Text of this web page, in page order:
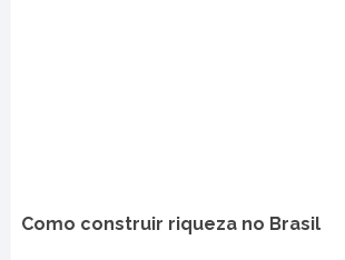
Como construir riqueza no Brasil